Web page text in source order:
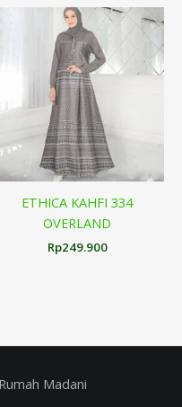
ETHICA KAHFI 334
OVERLAND
Rp249.900
Madani